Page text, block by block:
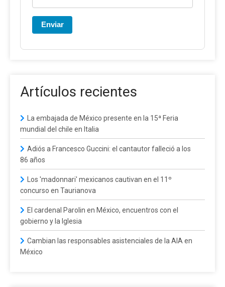
Enviar
Artículos recientes
La embajada de México presente en la 15ª Feria
mundial del chile en Italia
Adiós a Francesco Guccini: el cantautor falleció a los
86 años
Los 'madonnari' mexicanos cautivan en el 11º
concurso en Taurianova
El cardenal Parolin en México, encuentros con el
gobierno y la Iglesia
Cambian las responsables asistenciales de la AIA en
México